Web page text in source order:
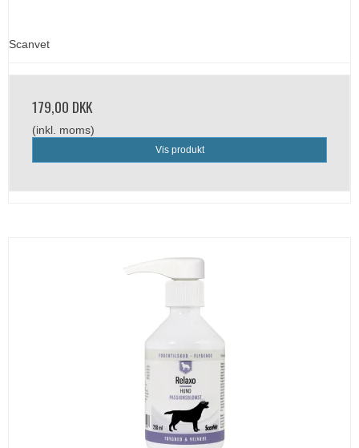
Scanvet
179,00 DKK
(inkl. moms)
Vis produkt